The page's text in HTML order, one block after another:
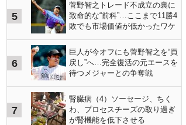
5
菅野智之トレード不成立の裏に
致命的な“前科”…ここまで11勝4
敗でも市場価値が低かったワケ
6
巨人が今オフにも菅野智之を“買
戻し”へ…完全復活の元エースを
待つメジャーとの争奪戦
7
腎臓病（4）ソーセージ、ちく
わ、プロセスチーズの取り過ぎ
が腎機能を低下させる